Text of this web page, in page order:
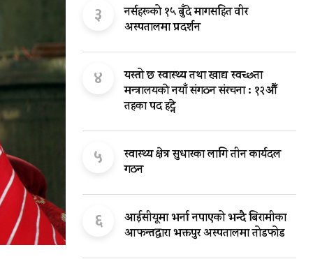
३
नर्सहरूको १५ बुँदे मागसहित वीर
अस्पतालमा प्रदर्शन
४
यस्तो छ स्वास्थ्य तथा खाद्य स्वच्छता
मन्त्रालयकाे नयाँ संगठन संरचना : १२औँ
तहका पद हट्ने
५
स्वास्थ्य क्षेत्र सुधारका लागि तीन कार्यदल
गठन
६
आईसीयूमा भर्ना नपाएको भन्दै बिरामीका
आफन्तद्वारा भक्तपुर अस्पतालमा तोडफोड